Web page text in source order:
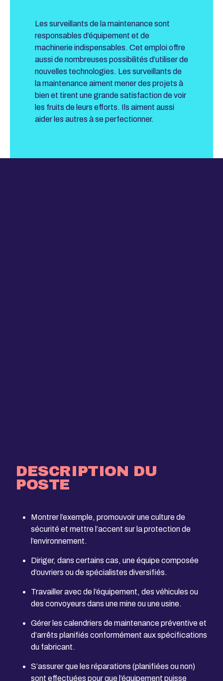
Les surveillants de la maintenance sont
responsables d’équipement et de
machinerie indispensables. Cet emploi offre
aussi de nombreuses possibilités d’utiliser de
nouvelles technologies. Les surveillants de
la maintenance aiment mener des projets à
bien et tirent une grande satisfaction de voir
les fruits de leurs efforts. Ils aiment aussi
aider les autres à se perfectionner.
DESCRIPTION DU
POSTE
Montrer l’exemple, promouvoir une culture de
sécurité et mettre l’accent sur la protection de
l’environnement.
Diriger, dans certains cas, une équipe composée
d’ouvriers ou de spécialistes diversifiés.
Travailler avec de l’équipement, des véhicules ou
des convoyeurs dans une mine ou une usine.
Gérer les calendriers de maintenance préventive et
d’arrêts planifiés conformément aux spécifications
du fabricant.
S’assurer que les réparations (planifiées ou non)
sont effectuées pour que l’équipement puisse